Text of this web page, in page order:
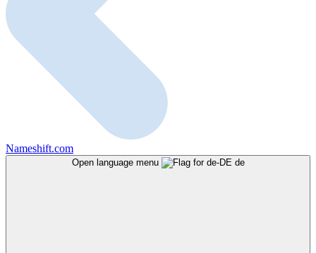
Nameshift.com
Open language menu de